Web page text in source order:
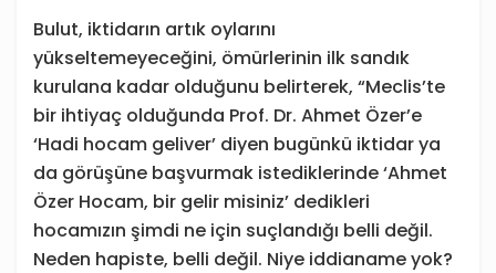
Bulut, iktidarın artık oylarını
yükseltemeyeceğini, ömürlerinin ilk sandık
kurulana kadar olduğunu belirterek, “Meclis’te
bir ihtiyaç olduğunda Prof. Dr. Ahmet Özer’e
‘Hadi hocam geliver’ diyen bugünkü iktidar ya
da görüşüne başvurmak istediklerinde ‘Ahmet
Özer Hocam, bir gelir misiniz’ dedikleri
hocamızın şimdi ne için suçlandığı belli değil.
Neden hapiste, belli değil. Niye iddianame yok?